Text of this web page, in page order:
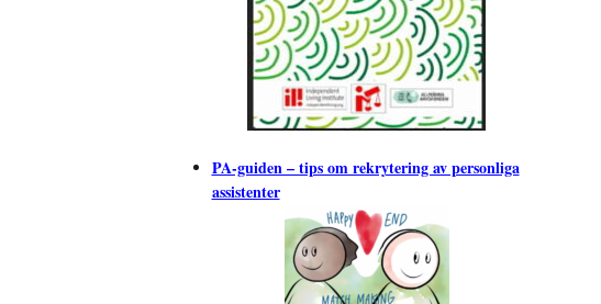
PA-guiden – tips om rekrytering av personliga
assistenter